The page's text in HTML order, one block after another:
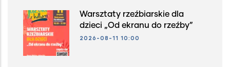
Warsztaty rzeźbiarskie dla
dzieci „Od ekranu do rzeźby”
2026-08-11 10:00